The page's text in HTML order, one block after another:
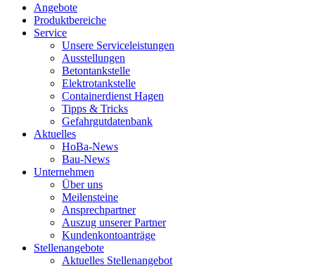
Angebote
Produktbereiche
Service
Unsere Serviceleistungen
Ausstellungen
Betontankstelle
Elektrotankstelle
Containerdienst Hagen
Tipps & Tricks
Gefahrgutdatenbank
Aktuelles
HoBa-News
Bau-News
Unternehmen
Über uns
Meilensteine
Ansprechpartner
Auszug unserer Partner
Kundenkontoanträge
Stellenangebote
Aktuelles Stellenangebot